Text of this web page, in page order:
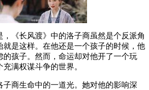
，《长风渡》中的洛子商虽然是个反派角
就是这样。在他还是一个孩子的时候，他
的孩子。然而，命运却对他开了一个玩
满权谋斗争的世界。
子商生命中的一道光。她对他的影响深